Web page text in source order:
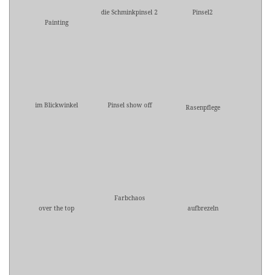
Painting
die Schminkpinsel 2 Pinsel2
im Blickwinkel Pinsel show off Rasenpflege
over the top
Farbchaos
aufbrezeln